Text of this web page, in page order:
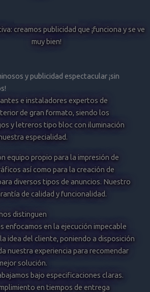
creamos publicidad que ¡funciona y se ve
muy bien!
y publicidad espectacular ¡sin
e instaladores expertos de
de gran formato, siendo los
y letreros tipo bloc con iluminación
especialidad.
equipo propio para la impresión de
así como para la creación de
diversos tipos de anuncios. Nuestro
de calidad y funcionalidad.
distinguen
enfocamos en la ejecución impecable
idea del cliente, poniendo a disposición
nuestra experiencia para recomendar
solución.
bajo especificaciones claras.
en tiempos de entrega